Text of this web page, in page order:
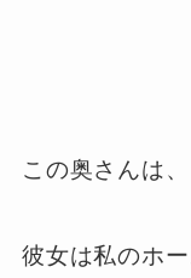
この奥さんは
彼女は私のホ